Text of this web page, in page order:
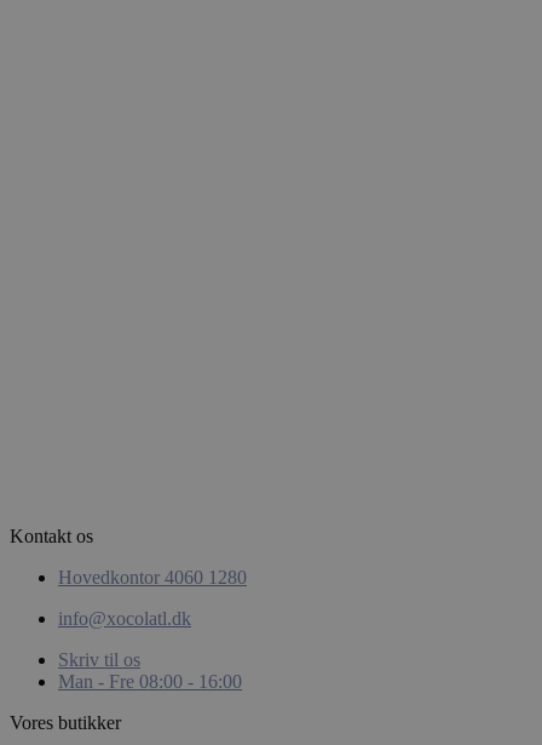
Kontakt os
Hovedkontor 4060 1280
info@xocolatl.dk
Skriv til os
Man - Fre 08:00 - 16:00
Vores butikker
CookieScriptConsent